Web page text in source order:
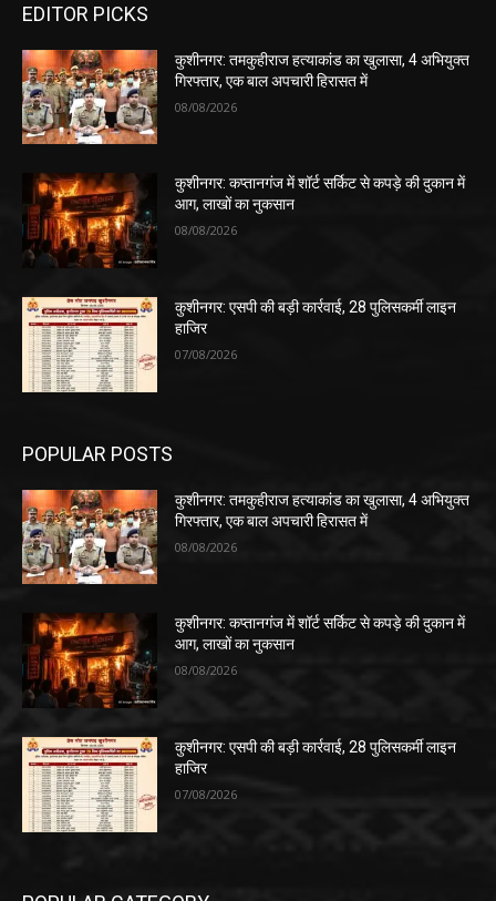
EDITOR PICKS
कुशीनगर: तमकुहीराज हत्याकांड का खुलासा, 4 अभियुक्त
गिरफ्तार, एक बाल अपचारी हिरासत में
08/08/2026
कुशीनगर: कप्तानगंज में शॉर्ट सर्किट से कपड़े की दुकान में
आग, लाखों का नुकसान
08/08/2026
कुशीनगर: एसपी की बड़ी कार्रवाई, 28 पुलिसकर्मी लाइन
हाजिर
07/08/2026
POPULAR POSTS
कुशीनगर: तमकुहीराज हत्याकांड का खुलासा, 4 अभियुक्त
गिरफ्तार, एक बाल अपचारी हिरासत में
08/08/2026
कुशीनगर: कप्तानगंज में शॉर्ट सर्किट से कपड़े की दुकान में
आग, लाखों का नुकसान
08/08/2026
कुशीनगर: एसपी की बड़ी कार्रवाई, 28 पुलिसकर्मी लाइन
हाजिर
07/08/2026